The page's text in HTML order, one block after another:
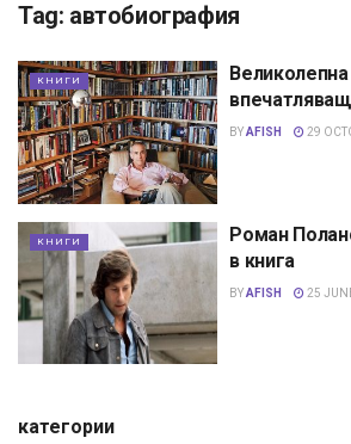
Tag: автобиография
КНИГИ
BYAFISH 29
КНИГИ
Роман
в книга
BYAFISH 25
категории